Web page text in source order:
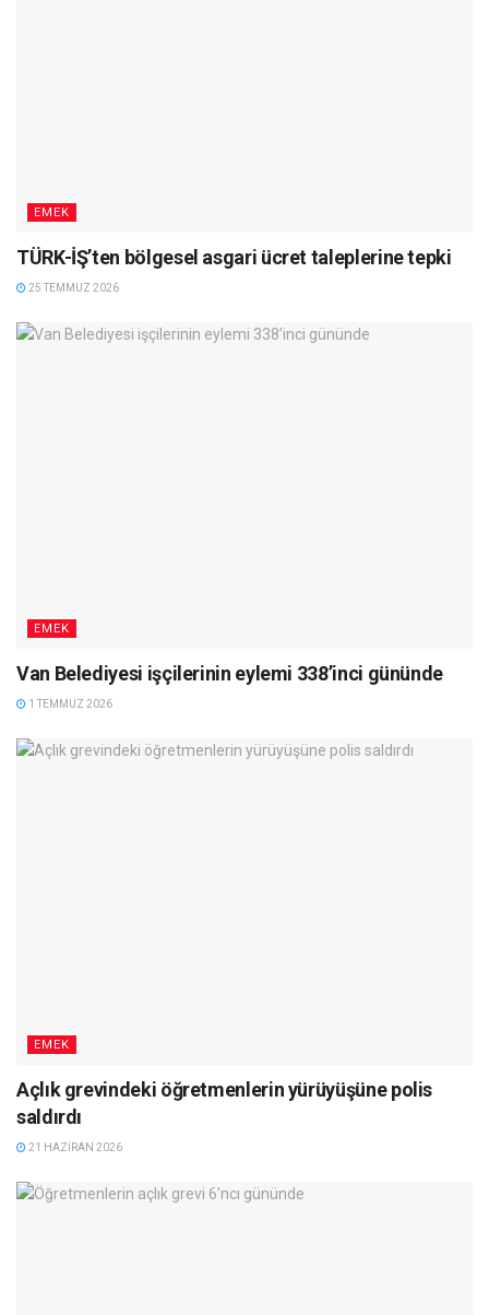
EMEK
TÜRK-İŞ’ten bölgesel asgari ücret taleplerine tepki
25 TEMMUZ 2026
EMEK
Van Belediyesi işçilerinin eylemi 338’inci gününde
1 TEMMUZ 2026
EMEK
Açlık grevindeki öğretmenlerin yürüyüşüne polis
saldırdı
21 HAZIRAN 2026